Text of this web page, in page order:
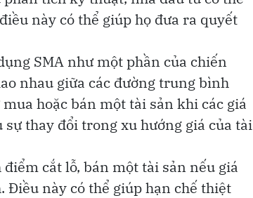
này có thể giúp họ đưa ra quyết
SMA như một phần của chiến
nhau giữa các đường trung bình
hoặc bán một tài sản khi các giá
thay đổi trong xu hướng giá của tài
cắt lỗ, bán một tài sản nếu giá
này có thể giúp hạn chế thiệt